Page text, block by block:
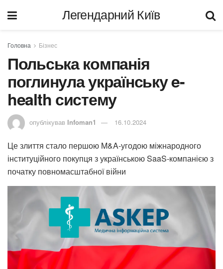
Легендарний Київ
Головна Бізнес
Польська компанія
поглинула українську e-
health систему
опублікував Infoman1 16.10.2024
Це злиття стало першою M&A-угодою міжнародного
інституційного покупця з українською SaaS-компанією з
початку повномасштабної війни